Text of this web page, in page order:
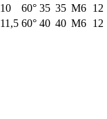
10 60° 35 35 М6 12
11,5 60° 40 40 М6 12